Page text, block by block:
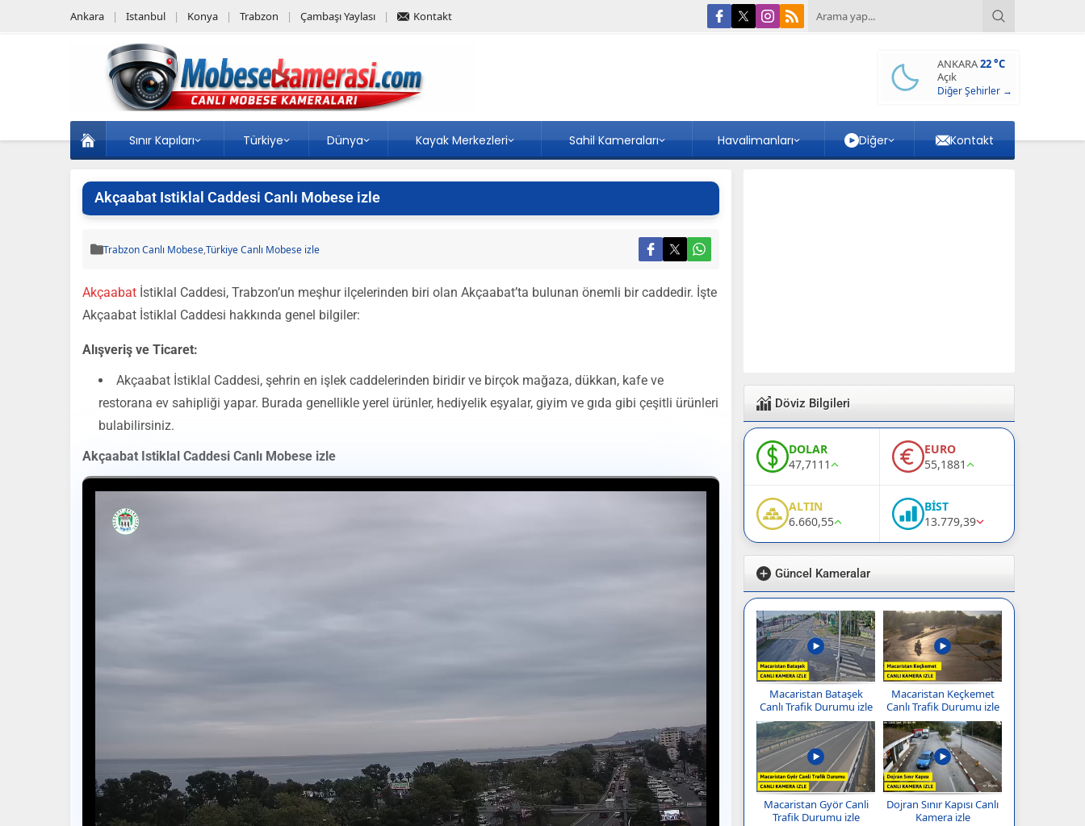
Ankara Istanbul Konya Trabzon Çambaşı Yaylası Kontakt
ANKARA22 °C
Açık
Diğer Şehirler →
Sınır Kapıları Türkiye Dünya Kayak Merkezleri Sahil Kameraları Havalimanları Diğer Kontakt
Akçaabat Istiklal Caddesi Canlı Mobese izle
Trabzon Canlı Mobese,Türkiye Canlı Mobese izle
Akçaabat İstiklal Caddesi, Trabzon’un meşhur ilçelerinden biri olan Akçaabat’ta bulunan önemli bir caddedir. İşte
Akçaabat İstiklal Caddesi hakkında genel bilgiler:
Alışveriş ve Ticaret:
Akçaabat İstiklal Caddesi, şehrin en işlek caddelerinden biridir ve birçok mağaza, dükkan, kafe ve
restorana ev sahipliği yapar. Burada genellikle yerel ürünler, hediyelik eşyalar, giyim ve gıda gibi çeşitli ürünleri
bulabilirsiniz.
Akçaabat Istiklal Caddesi Canlı Mobese izle
Döviz Bilgileri
DOLAR
47,7111
EURO
55,1881
ALTIN
6.660,55
BİST
13.779,39
Güncel Kameralar
Macaristan Bataşek
Canlı Trafik Durumu izle
Macaristan Keçkemet
Canlı Trafik Durumu izle
Macaristan Györ Canli
Trafik Durumu izle
Dojran Sınır Kapısı Canlı
Kamera izle